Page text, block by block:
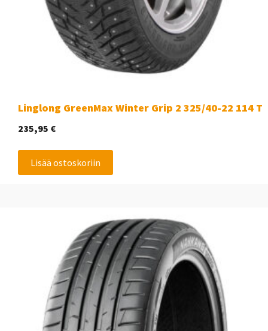
Linglong GreenMax Winter Grip 2 325/40-22 114 T
235,95 €
Lisää ostoskoriin